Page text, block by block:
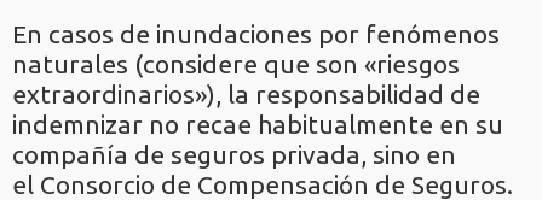
En casos de inundaciones por fenómenos
naturales (considere que son «riesgos
extraordinarios»), la responsabilidad de
indemnizar no recae habitualmente en su
compañía de seguros privada, sino en
el Consorcio de Compensación de Seguros.